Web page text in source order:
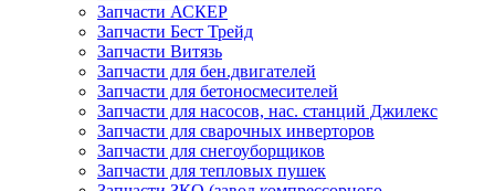
Запчасти АСКЕР
Запчасти Бест Трейд
Запчасти Витязь
Запчасти для бен.двигателей
Запчасти для бетоносмесителей
Запчасти для насосов, нас. станций Джилекс
Запчасти для сварочных инверторов
Запчасти для снегоуборщиков
Запчасти для тепловых пушек